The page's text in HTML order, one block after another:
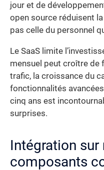
jour et de
open source réduisent
pas celle du personnel
Le SaaS limite
mensuel peut croître de
trafic, la croissance du
fonctionnalités
cinq ans est
surprises.
Intégration sur
composants